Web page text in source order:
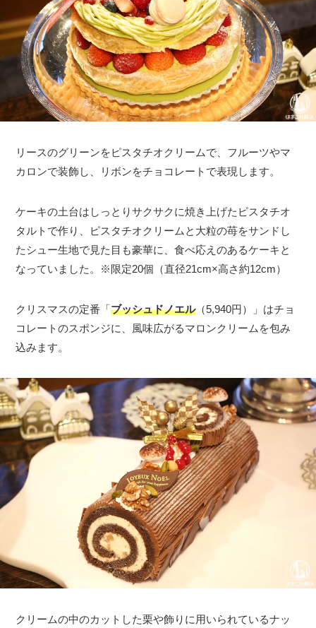
リースのグリーンをピスタチオクリームで、フルーツやマ
カロンで装飾し、リボンをチョコレートで表現します。
ケーキの土台はしっとりサクサクに焼き上げたピスタチオ
タルトで作り、ピスタチオクリームと大粒の苺をサンドし
たシュー生地で見た目も豪華に、食べ応えのあるケーキと
なっていました。※限定20個（直径21cm×高さ約12cm）
クリスマスの定番「ブッシュドノエル（5,940円）」はチョ
コレートのスポンジに、風味広がるマロンクリームを包み
込みます。
クリームの中のカットした栗や飾りに用いられているナッ